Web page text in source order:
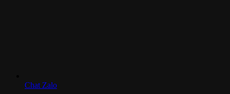
Chat Zalo